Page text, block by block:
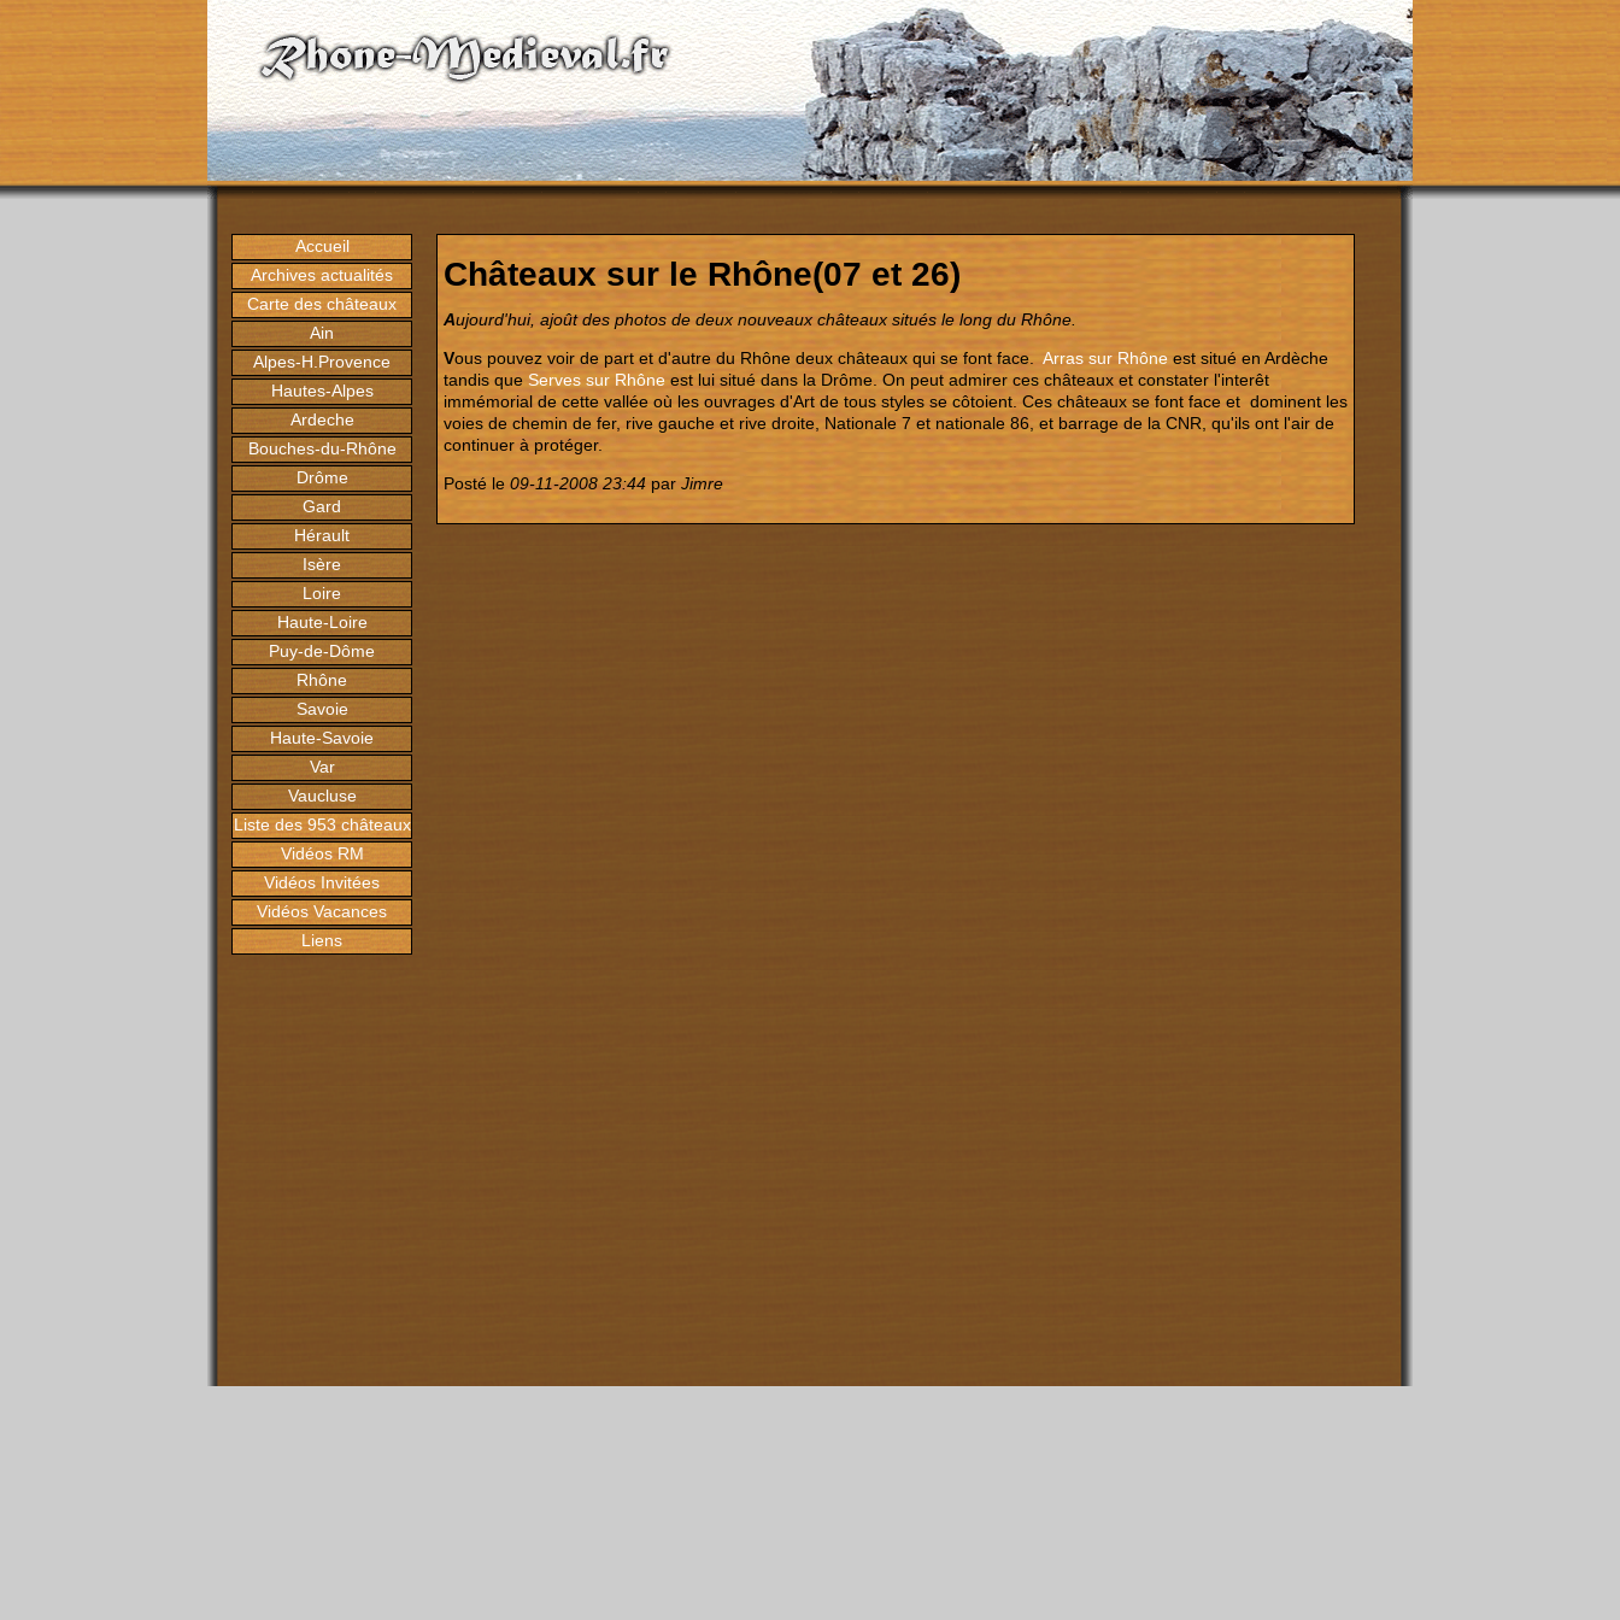
Accueil
Archives actualités
Carte des châteaux
Ain
Alpes-H.Provence
Hautes-Alpes
Ardeche
Bouches-du-Rhône
Drôme
Gard
Hérault
Isère
Loire
Haute-Loire
Puy-de-Dôme
Rhône
Savoie
Haute-Savoie
Var
Vaucluse
Liste des 953 châteaux
Vidéos RM
Vidéos Invitées
Vidéos Vacances
Liens
Châteaux sur le Rhône(07 et 26)
Aujourd'hui, ajoût des photos de deux nouveaux châteaux situés le long du Rhône.
Vous pouvez voir de part et d'autre du Rhône deux châteaux qui se font face. Arras sur Rhône est situé en Ardèche
tandis que Serves sur Rhône est lui situé dans la Drôme. On peut admirer ces châteaux et constater l'interêt
immémorial de cette vallée où les ouvrages d'Art de tous styles se côtoient. Ces châteaux se font face et dominent les
voies de chemin de fer, rive gauche et rive droite, Nationale 7 et nationale 86, et barrage de la CNR, qu'ils ont l'air de
continuer à protéger.
Posté le 09-11-2008 23:44 par Jimre